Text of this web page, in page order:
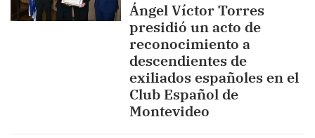
Ángel Víctor Torres
presidió un acto de
reconocimiento a
descendientes de
exiliados españoles en el
Club Español de
Montevideo